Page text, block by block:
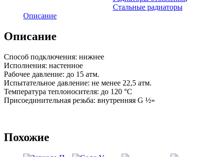
Стальные радиаторы
Описание
Описание
Способ подключения: нижнее
Исполнения: настенное
Рабочее давление: до 15 атм.
Испытательное давление: не менее 22,5 атм.
Температура теплоносителя: до 120 °С
Присоединительная резьба: внутренняя G ½»
Похожие